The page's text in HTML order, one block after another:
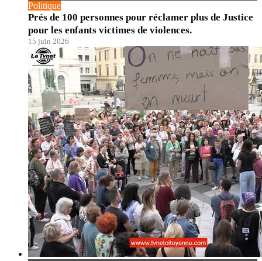
Politique
Prés de 100 personnes pour réclamer plus de Justice
pour les enfants victimes de violences.
15 juin 2026